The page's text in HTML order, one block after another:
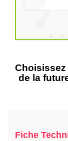
Choisissez
de la
Fiche